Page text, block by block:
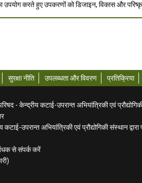
करते हुए उपकरणों को डिजाइन, विकास और
सुरक्षा नीति उपलब्धता और विवरण प्रतिक्रिया
- केन्द्रीय कटाई-उपरान्त अभियांत्रिकी एवं
उपरान्त अभियांत्रिकी एवं प्रौद्योगिकी संस्थान
से संपर्क करें